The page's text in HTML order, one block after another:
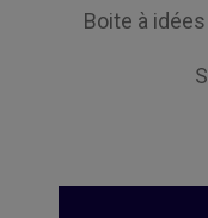
Boite à idées